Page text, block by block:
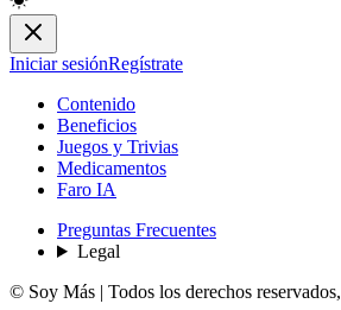
Iniciar sesiónRegístrate
Contenido
Beneficios
Juegos y Trivias
Medicamentos
Faro IA
Preguntas Frecuentes
Legal
© Soy Más | Todos los derechos reservados,